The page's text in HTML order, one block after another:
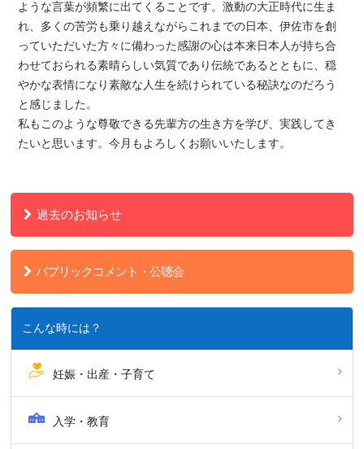
ような言葉が頻繁に出てくることです。激動の大正時代に生ま
れ、多くの苦労も乗り越えながらこれまでの日本、伊佐市を創
っていただいた方々に備わった感謝の心は本来日本人が持ち合
わせておられる素晴らしい気質であり伝統であるとともに、穏
やかな表情になり素敵な人生を続けられている秘訣なのだろう
と感じました。
私もこのような尊敬できる先輩方の生き方を学び、実践してき
たいと思います。今月もよろしくお願いいたします。
過去のお知らせ
パブリックコメント・公聴会
こんな時には？
妊娠・出産・子育て
入学・教育